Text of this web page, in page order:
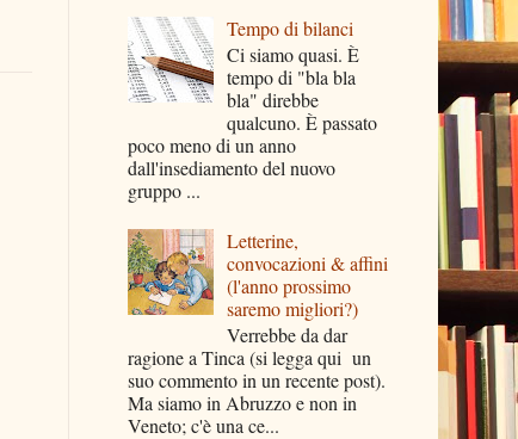
Tempo di bilanci
Ci siamo quasi. È
tempo di "bla bla
bla" direbbe
qualcuno. È passato
poco meno di un anno
dall'insediamento del nuovo
gruppo ...
Letterine,
convocazioni & affini
(l'anno prossimo
saremo migliori?)
Verrebbe da dar
ragione a Tinca (si legga qui un
suo commento in un recente post).
Ma siamo in Abruzzo e non in
Veneto; c'è una ce...